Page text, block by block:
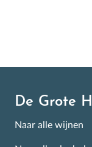
De Grote
Naar alle wijnen